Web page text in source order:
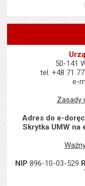
50-141
tel. +48 71
e-
Zasady
Adres do e-
Skrytka UMW na
NIP 896-10-03-529